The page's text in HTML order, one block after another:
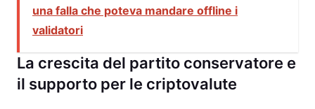
una falla che poteva mandare offline i
validatori
La crescita del partito conservatore e
il supporto per le criptovalute